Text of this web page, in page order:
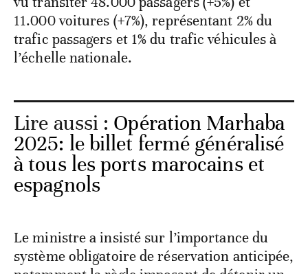
11.000 voitures (+7%), représentant 2% du
trafic passagers et 1% du trafic véhicules à
l’échelle nationale.
Lire aussi : Opération Marhaba
2025: le billet fermé généralisé
à tous les ports marocains et
espagnols
Le ministre a insisté sur l’importance du
système obligatoire de réservation anticipée,